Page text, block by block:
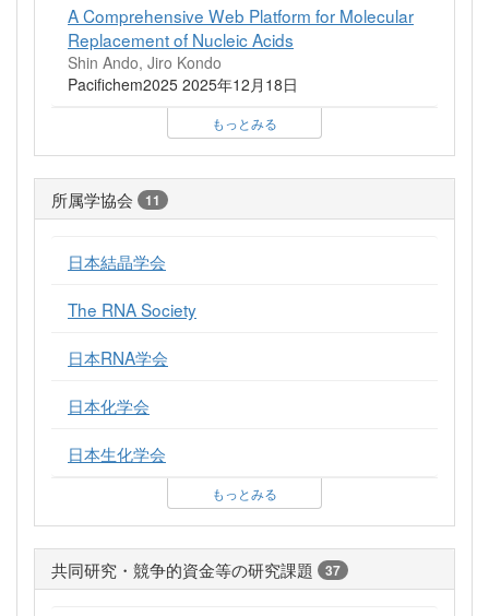
A Comprehensive Web Platform for Molecular
Replacement of Nucleic Acids
Shin Ando, Jiro Kondo
Pacifichem2025 2025年12月18日
もっとみる
所属学協会 11
日本結晶学会
The RNA Society
日本RNA学会
日本化学会
日本生化学会
もっとみる
共同研究・競争的資金等の研究課題 37